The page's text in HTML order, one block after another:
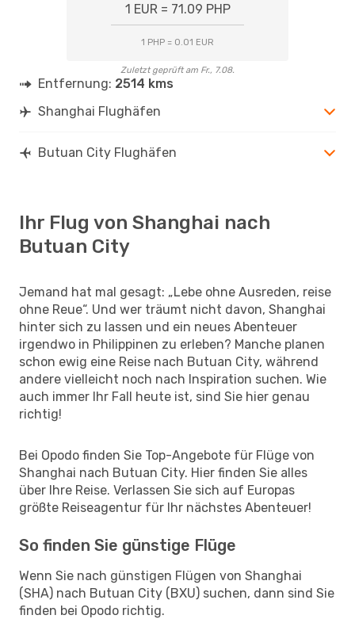
1 EUR = 71.09 PHP
1 PHP = 0.01 EUR
Zuletzt geprüft am Fr., 7.08.
Entfernung: 2514 kms
Shanghai Flughäfen
Butuan City Flughäfen
Ihr Flug von Shanghai nach
Butuan City
Jemand hat mal gesagt: „Lebe ohne Ausreden, reise
ohne Reue“. Und wer träumt nicht davon, Shanghai
hinter sich zu lassen und ein neues Abenteuer
irgendwo in Philippinen zu erleben? Manche planen
schon ewig eine Reise nach Butuan City, während
andere vielleicht noch nach Inspiration suchen. Wie
auch immer Ihr Fall heute ist, sind Sie hier genau
richtig!
Bei Opodo finden Sie Top-Angebote für Flüge von
Shanghai nach Butuan City. Hier finden Sie alles
über Ihre Reise. Verlassen Sie sich auf Europas
größte Reiseagentur für Ihr nächstes Abenteuer!
So finden Sie günstige Flüge
Wenn Sie nach günstigen Flügen von Shanghai
(SHA) nach Butuan City (BXU) suchen, dann sind Sie
finden bei Opodo richtig.